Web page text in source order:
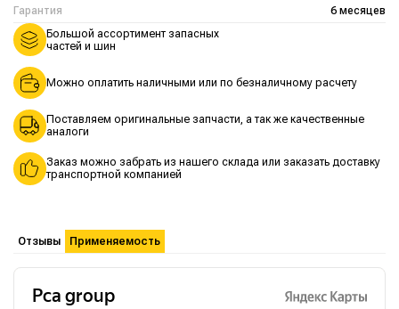
Гарантия 6 месяцев
Большой ассортимент запасных
частей и шин
Можно оплатить наличными или по безналичному расчету
Поставляем оригинальные запчасти, а так же качественные
аналоги
Заказ можно забрать из нашего склада или заказать доставку
транспортной компанией
Отзывы Применяемость